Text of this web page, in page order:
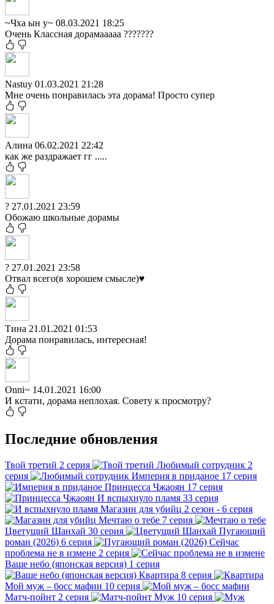
~Чха ын у~ 08.03.2021 18:25
Очень Классная дорамааааа ???????
Nastuy 01.03.2021 21:28
Мне очень понравилась эта дорама! Просто супер
Алина 06.02.2021 22:42
как же раздражает гг .....
? 27.01.2021 23:59
Обожаю школьные дорамы
? 27.01.2021 23:58
Отвал всего(в хорошем смысле)♥️
Тина 21.01.2021 01:53
Дорама понравилась, интересная!
Onni~ 14.01.2021 16:00
И кстати, дорама неплохая. Совету к просмотру?
Последние обновления
Твой третий 2 серия Любимый сотрудник 2
серия
Империя в приданое 17 серия
Принцесса Чжаоян 17 серия
И вспыхнуло пламя 33 серия
Магазин для убийц 2 сезон - 6 серия
Мечтаю о тебе 7 серия
Цветущий Шанхай 30 серия
Пугающий
роман (2026) 6 серия
Сейчас
проблема не в измене 2 серия
Ваше небо (японская версия) 1 серия
Квартира 8 серия
Мой муж – босс мафии 10 серия
Матч-пойнт 2 серия Муж 10 серия